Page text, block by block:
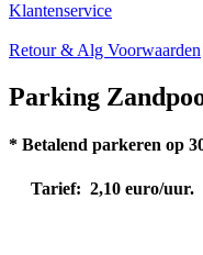
Klantenservice
Retour & Alg Voorwaarden
Parking
* Betalend parkeren op
Tarief: 2,10 euro/uur.